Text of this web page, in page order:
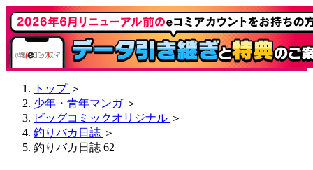
トップ ＞
少年・青年マンガ ＞
ビッグコミックオリジナル ＞
釣りバカ日誌 ＞
釣りバカ日誌 62